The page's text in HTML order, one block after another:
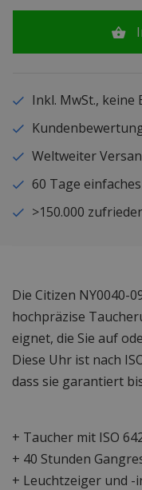
Inkl. MwSt.,
Weltweiter
60 Tage
>150.000
Die Citizen NY0040-
hochpräzise
eignet, die Sie auf
Diese Uhr ist nach
dass sie garantiert
+ Taucher mit ISO
+ 40 Stunden
+ Leuchtzeiger und -